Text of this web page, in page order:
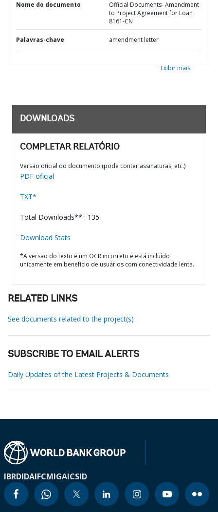
Nome do documento
Official Documents- Amendment
to Project Agreement for Loan
8161-CN
Palavras-chave amendment letter
Exibir mais
DOWNLOADS
COMPLETAR RELATÓRIO
Versão oficial do documento (pode conter assinaturas, etc.)
PDF oficial
TXT*
Total Downloads** : 135
Download Stats
*A versão do texto é um OCR incorreto e está incluído
unicamente em benefício de usuários com conectividade lenta.
RELATED LINKS
See documents related to the project(s)
SUBSCRIBE TO EMAIL ALERTS
Daily Updates of the Latest Projects & Documents
IBRDIDAIFCMIGAICSID